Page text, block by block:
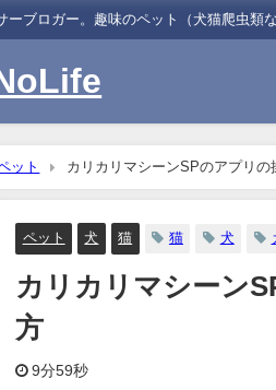
ーブロガー。趣味のペット（犬猫爬虫類
ット カリカリマシーンSPのアプリ
ペット 犬 猫 猫 犬
カリカリマシーン
方
9分59秒